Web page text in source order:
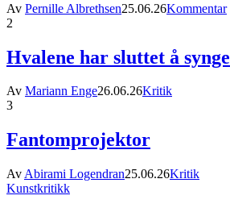
Av Pernille Albrethsen25.06.26Kommentar
2
Hvalene har sluttet å synge
Av Mariann Enge26.06.26Kritik
3
Fantomprojektor
Av Abirami Logendran25.06.26Kritik
Kunstkritikk